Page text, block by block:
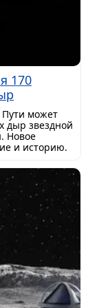
170
может
дыр звездной
Новое
и историю.